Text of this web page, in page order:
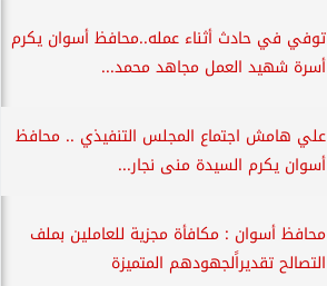
توفي في حادث أثناء عمله..محافظ أسوان يكرم
أسرة شهيد العمل مجاهد محمد...
علي هامش اجتماع المجلس التنفيذي .. محافظ
أسوان يكرم السيدة منى نجار...
محافظ أسوان : مكافأة مجزية للعاملين بملف
التصالح تقديراًلجهودهم المتميزة